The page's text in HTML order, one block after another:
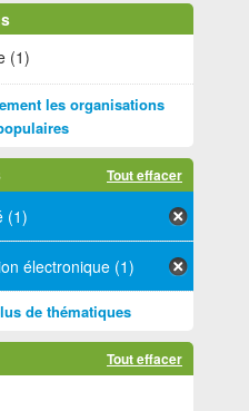
(1)
les organisations
Tout effacer
(1)
électronique (1)
de thématiques
Tout effacer